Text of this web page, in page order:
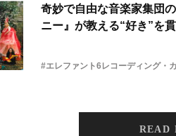
奇妙で自由な音楽家集団
ニー』が教える“好き”を
#エレファント6レコーディング・
READ